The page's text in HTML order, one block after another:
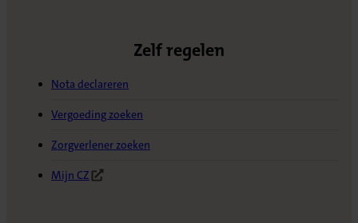
Zelf regelen
Nota declareren
Vergoeding zoeken
Zorgverlener zoeken
Mijn CZ
(Opent in nieuw tabblad)